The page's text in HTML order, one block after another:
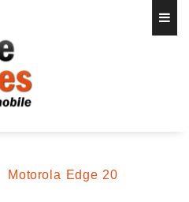
Motorola Edge 20